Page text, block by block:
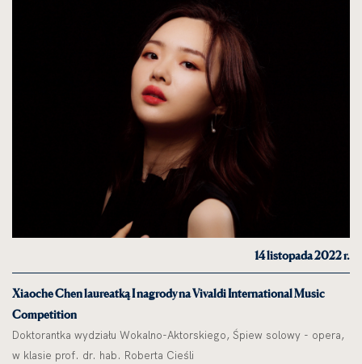
14 listopada 2022 r.
Xiaoche Chen laureatką I nagrody na Vivaldi International Music
Competition
Doktorantka wydziału Wokalno-Aktorskiego, Śpiew solowy - opera,
w klasie prof. dr. hab. Roberta Cieśli